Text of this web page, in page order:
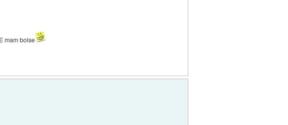
mam bolse